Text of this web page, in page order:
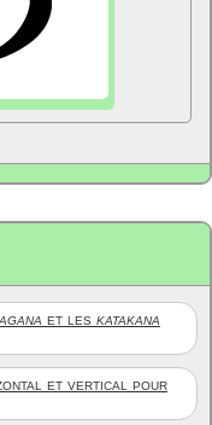
et les katakana
et vertical pour